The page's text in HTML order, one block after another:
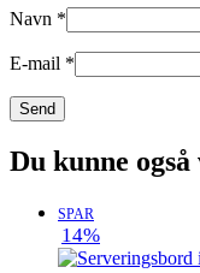
Navn *
E-mail *
Du kunne
SPAR
14%